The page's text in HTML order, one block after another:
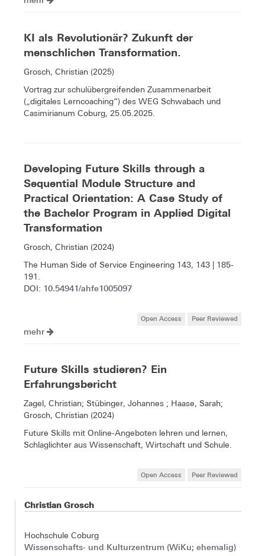
KI als Revolutionär? Zukunft der
menschlichen Transformation.
Grosch, Christian (2025)
Vortrag zur schulübergreifenden Zusammenarbeit
(„digitales Lerncoaching“) des WEG Schwabach und
Casimirianum Coburg, 25.05.2025.
Developing Future Skills through a
Sequential Module Structure and
Practical Orientation: A Case Study of
the Bachelor Program in Applied Digital
Transformation
Grosch, Christian (2024)
The Human Side of Service Engineering 143, 143 | 185-
191.
DOI: 10.54941/ahfe1005097
Open Access Peer Reviewed
mehr
Future Skills studieren? Ein
Erfahrungsbericht
Zagel, Christian; Stübinger, Johannes ; Haase, Sarah;
Grosch, Christian (2024)
Future Skills mit Online-Angeboten lehren und lernen,
Schlaglichter aus Wissenschaft, Wirtschaft und Schule.
Open Access Peer Reviewed
Christian Grosch
Hochschule Coburg
Wissenschafts- und Kulturzentrum (WiKu; ehemalig)